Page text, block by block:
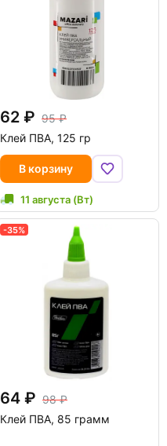
62
95
Клей ПВА, 125 гр
В корзину
11 августа (Вт)
-35%
64
98
Клей ПВА, 85 грамм